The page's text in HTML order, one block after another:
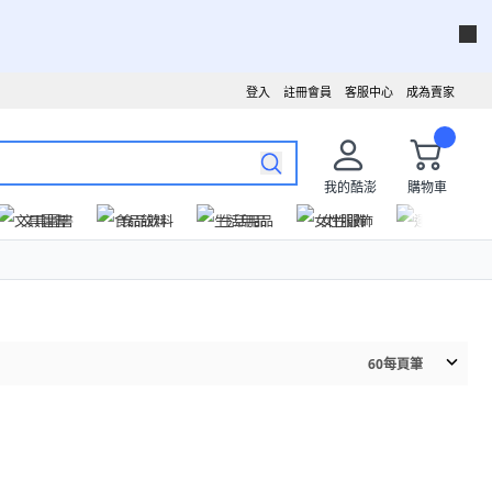
成為賣家
客服中心
註冊會員
登入
我的酷澎
購物車
文具圖書
食品飲料 生活用品 女性服飾
60每頁筆